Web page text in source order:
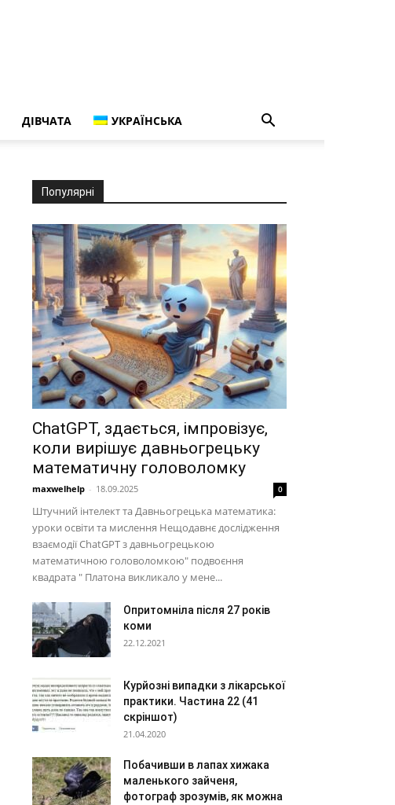
ДІВЧАТА УКРАЇНСЬКА
Популярні
ChatGPT, здається, імпровізує,
коли вирішує давньогрецьку
математичну головоломку
maxwelhelp - 18.09.2025 0
Штучний інтелект та Давньогрецька математика:
уроки освіти та мислення Нещодавнє дослідження
взаємодії ChatGPT з давньогрецькою
математичною головоломкою" подвоєння
квадрата " Платона викликало у мене...
Опритомніла після 27 років
коми
22.12.2021
Курйозні випадки з лікарської
практики. Частина 22 (41
скріншот)
21.04.2020
Побачивши в лапах хижака
маленького зайченя,
фотограф зрозумів, як можна